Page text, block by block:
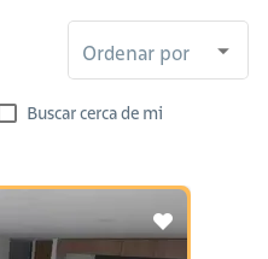
Ordenar por
Buscar cerca de mi